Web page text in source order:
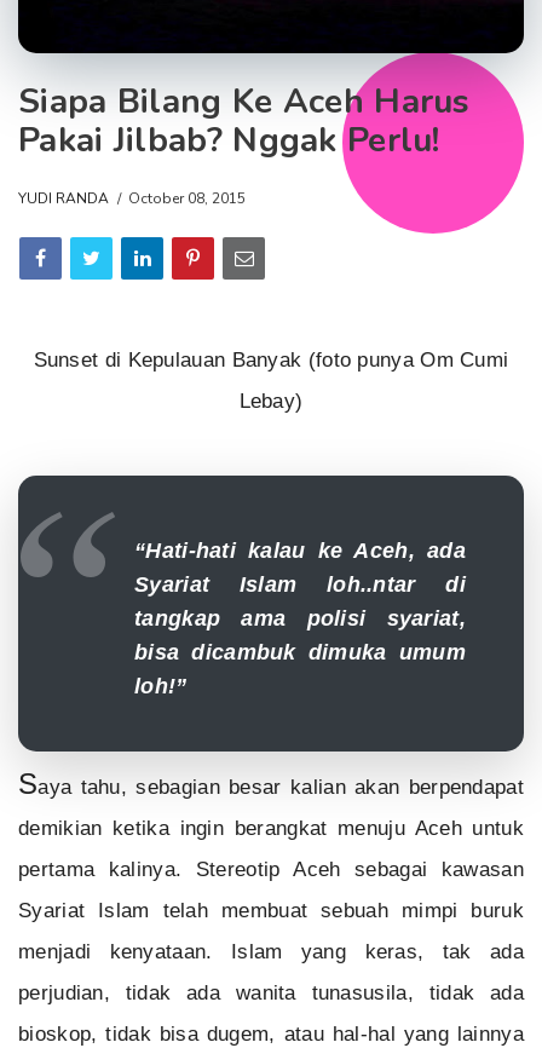
Siapa Bilang Ke Aceh Harus
Pakai Jilbab? Nggak Perlu!
YUDI RANDA October 08, 2015
Sunset di Kepulauan Banyak (foto punya Om Cumi
Lebay)
“Hati-hati kalau ke Aceh, ada
Syariat Islam loh..ntar di
tangkap ama polisi syariat,
bisa dicambuk dimuka umum
loh!”
Saya tahu, sebagian besar kalian akan berpendapat
demikian ketika ingin berangkat menuju Aceh untuk
pertama kalinya. Stereotip Aceh sebagai kawasan
Syariat Islam telah membuat sebuah mimpi buruk
menjadi kenyataan. Islam yang keras, tak ada
perjudian, tidak ada wanita tunasusila, tidak ada
bioskop, tidak bisa dugem, atau hal-hal yang lainnya